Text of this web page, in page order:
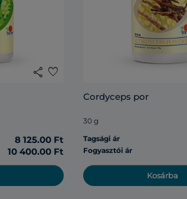
share favorite
8 125.00 Ft
10 400.00 Ft
Cordyceps por
30 g
Tagsági ár
Fogyasztói ár
Kosárba